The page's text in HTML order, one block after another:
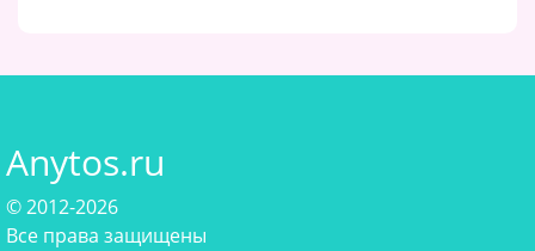
Anytos.ru
© 2012-2026
Все права защищены